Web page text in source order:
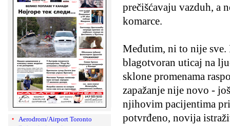
Aerodrom/Airport Toronto
prečišćavaju vazduh, a
komarce.
Međutim, ni to nije sve.
blagotvoran uticaj na
sklone promenama
zapažanje nije novo -
njihovim pacijentima
potvrđeno, novija